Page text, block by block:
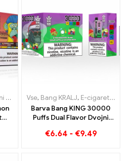
Puff ,E-
Vse, Bang KRALJ, E-cigarete za enkratno uporabo Litva
Barva Bang KING 30000
Puffs Dual Flavor Dvojni
in kislo jabolčno malino
€6.64 - €9.49